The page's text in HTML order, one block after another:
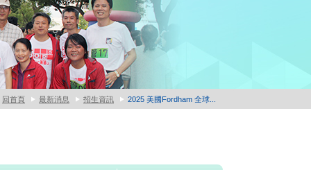
回首頁 最新消息 招生資訊 2025 美國Fordham 全球...